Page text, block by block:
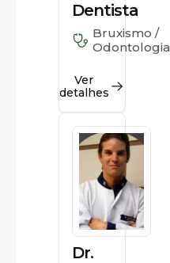
Dentista
Bruxismo /
Odontologia
Ver
detalhes
Dr.